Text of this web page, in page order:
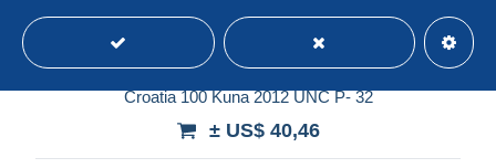
Croatia 100 Kuna 2012 UNC P- 32
± US$ 40,46